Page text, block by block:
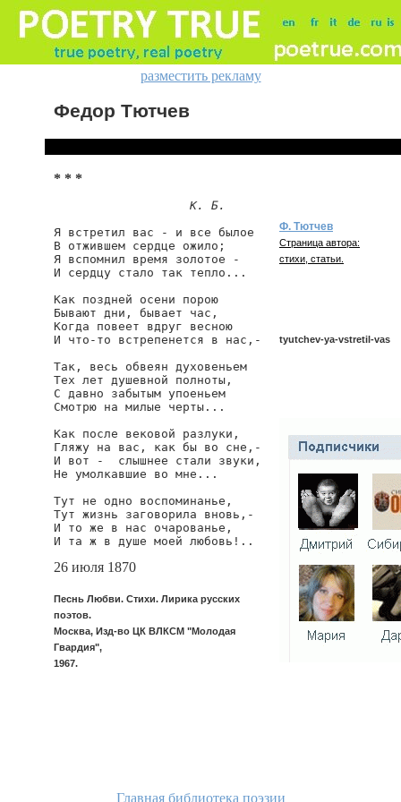
разместить рекламу
Федор Тютчев
* * *
К. Б.
Я встретил вас - и все былое
В отжившем сердце ожило;
Я вспомнил время золотое -
И сердцу стало так тепло...
Как поздней осени порою
Бывают дни, бывает час,
Когда повеет вдруг весною
И что-то встрепенется в нас,-
Так, весь обвеян духовеньем
Тех лет душевной полноты,
С давно забытым упоеньем
Смотрю на милые черты...
Как после вековой разлуки,
Гляжу на вас, как бы во сне,-
И вот -  слышнее стали звуки,
Не умолкавшие во мне...
Тут не одно воспоминанье,
Тут жизнь заговорила вновь,-
И то же в нас очарованье,
И та ж в душе моей любовь!..
26 июля 1870
Песнь Любви. Стихи. Лирика русских
поэтов.
Москва, Изд-во ЦК ВЛКСМ "Молодая
Гвардия",
1967.
Ф. Тютчев
Страница автора:
стихи, статьи.
tyutchev-ya-vstretil-vas
Главная библиотека поэзии